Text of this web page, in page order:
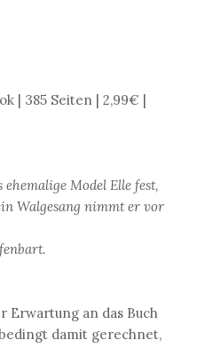
| 385 Seiten | 2,99€ |
Model Elle fest,
Walgesang nimmt er vor
Erwartung an das Buch
damit gerechnet,